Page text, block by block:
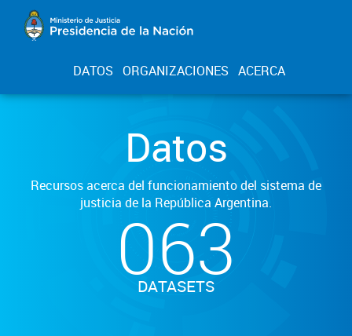
DATOS ORGANIZACIONES ACERCA
Datos
Recursos acerca del funcionamiento del sistema de
justicia de la República Argentina.
063
DATASETS